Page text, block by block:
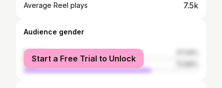
Average Reel plays 7.5k
Audience gender
female
male
Start a Free Trial to Unlock